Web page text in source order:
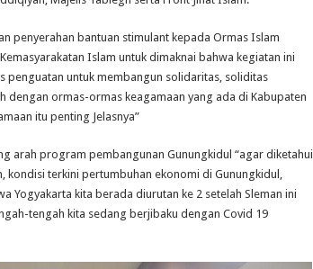
penyerahan bantuan stimulant kepada Ormas Islam
Islam untuk dimaknai bahwa kegiatan ini
penguatan untuk membangun solidaritas, soliditas
dengan ormas-ormas keagamaan yang ada di Kabupaten
itu penting Jelasnya”
arah program pembangunan Gunungkidul “agar diketahui
kondisi terkini pertumbuhan ekonomi di Gunungkidul,
Yogyakarta kita berada diurutan ke 2 setelah Sleman ini
tengah kita sedang berjibaku dengan Covid 19